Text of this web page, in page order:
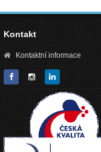
Kontakt
Kontaktní informace